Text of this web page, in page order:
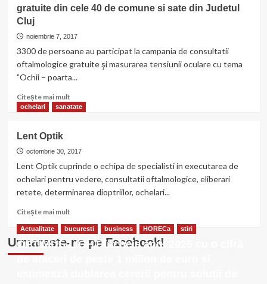
Optik
Consultatii
gratuite
în
49
comune
si
Severin
gratuite din cele 40 de comune si sate din Judetul
Cluj
noiembrie 7, 2017
3300 de persoane au participat la campania de consultatii
oftalmologice gratuite şi masurarea tensiunii oculare cu tema
”Ochii – poarta...
Citește mai multCitește
mai
de
persoane
beneficiat
de
din
cele
ochelari sanatate
Lent Optik
octombrie 30, 2017
Lent Optik cuprinde o echipa de specialisti in executarea de
ochelari pentru vedere, consultatii oftalmologice, eliberari
retete, determinarea dioptriilor, ochelari...
Citește mai multCitește
multe
despre
Urmareste-ne pe Facebook!
Actualitate bucuresti business HORECa stiri
OPTIMUS LIGHT încheie anul 2025 cu o cifră
de afaceri de peste 1 milion de euro și